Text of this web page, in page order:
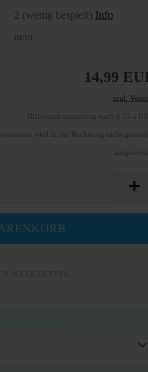
2 (wenig bespielt) Info
nein
14,99
zzgl.
Differenzbesteuerung nach § 25 a
wird in der Rechnung nicht